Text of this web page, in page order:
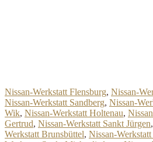
Nissan-Werkstatt Flensburg, Nissan-
Nissan-Werkstatt Sandberg, Nissan-
Wik, Nissan-Werkstatt Holtenau,
Gertrud, Nissan-Werkstatt Sankt Jürgen,
Werkstatt Brunsbüttel, Nissan-